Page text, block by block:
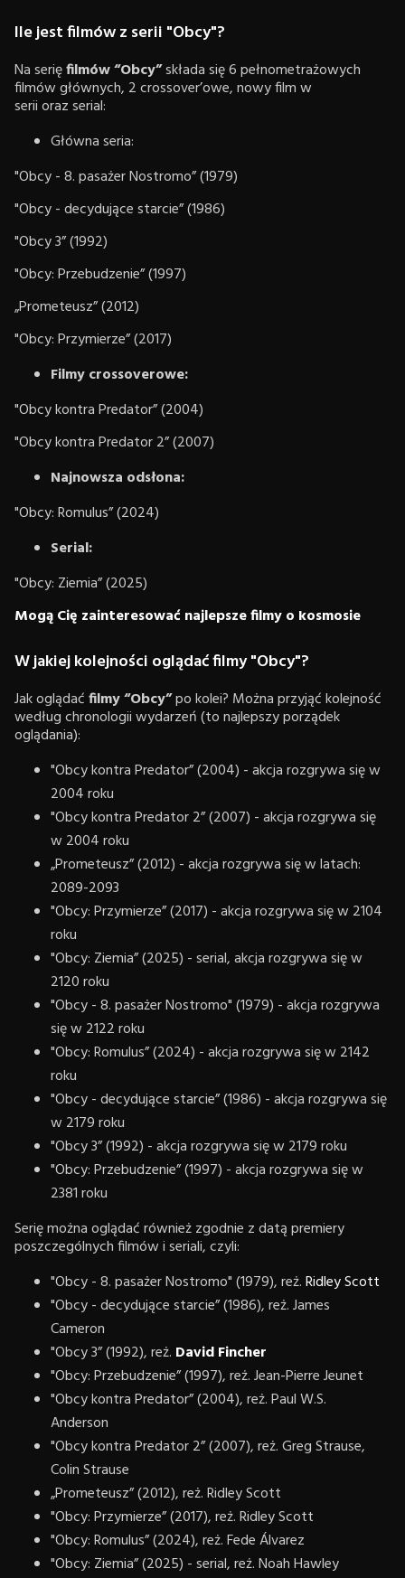
Ile jest filmów z serii "Obcy"?
Na serięfilmów “Obcy”składa się 6 pełnometrażowych
filmów głównych, 2 crossover’owe, nowy film w
serii oraz serial:
Główna seria:
"Obcy - 8. pasażer Nostromo” (1979)
"Obcy - decydujące starcie” (1986)
"Obcy 3” (1992)
"Obcy: Przebudzenie” (1997)
„Prometeusz” (2012)
"Obcy: Przymierze” (2017)
Filmy crossoverowe:
"Obcy kontra Predator” (2004)
"Obcy kontra Predator 2” (2007)
Najnowsza odsłona:
"Obcy: Romulus” (2024)
Serial:
"Obcy: Ziemia” (2025)
Mogą Cię zainteresować najlepsze filmy o kosmosie
W jakiej kolejności oglądać filmy "Obcy"?
Jak oglądaćfilmy “Obcy”po kolei? Można przyjąć kolejność
według chronologii wydarzeń (to najlepszy porządek
oglądania):
"Obcy kontra Predator” (2004) - akcja rozgrywa się w
2004 roku
"Obcy kontra Predator 2” (2007) - akcja rozgrywa się
w 2004 roku
„Prometeusz” (2012) - akcja rozgrywa się w latach:
2089-2093
"Obcy: Przymierze” (2017) - akcja rozgrywa się w 2104
roku
"Obcy: Ziemia” (2025) - serial, akcja rozgrywa się w
2120 roku
"Obcy - 8. pasażer Nostromo" (1979) - akcja rozgrywa
się w 2122 roku
"Obcy: Romulus” (2024) - akcja rozgrywa się w 2142
roku
"Obcy - decydujące starcie” (1986) - akcja rozgrywa się
w 2179 roku
"Obcy 3” (1992) - akcja rozgrywa się w 2179 roku
"Obcy: Przebudzenie” (1997) - akcja rozgrywa się w
2381 roku
Serię można oglądać również zgodnie z datą premiery
poszczególnych filmów i seriali, czyli:
"Obcy - 8. pasażer Nostromo" (1979), reż.Ridley Scott
"Obcy - decydujące starcie” (1986), reż. James
Cameron
"Obcy 3” (1992), reż. David Fincher
"Obcy: Przebudzenie” (1997), reż. Jean-Pierre Jeunet
"Obcy kontra Predator” (2004), reż. Paul W.S.
Anderson
"Obcy kontra Predator 2” (2007), reż. Greg Strause,
Colin Strause
„Prometeusz” (2012), reż. Ridley Scott
"Obcy: Przymierze” (2017), reż. Ridley Scott
"Obcy: Romulus” (2024), reż. Fede Álvarez
"Obcy: Ziemia” (2025) - serial, reż. Noah Hawley